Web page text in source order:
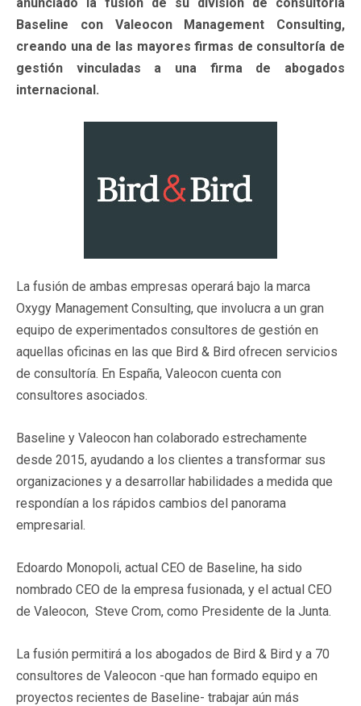
Baseline con Valeocon Management Consulting,
creando una de las mayores firmas de consultoría de
gestión vinculadas a una firma de abogados
internacional.
La fusión de ambas empresas operará bajo la marca
Oxygy Management Consulting, que involucra a un gran
equipo de experimentados consultores de gestión en
aquellas oficinas en las que Bird & Bird ofrecen servicios
de consultoría. En España, Valeocon cuenta con
consultores asociados.
Baseline y Valeocon han colaborado estrechamente
desde 2015, ayudando a los clientes a transformar sus
organizaciones y a desarrollar habilidades a medida que
respondían a los rápidos cambios del panorama
empresarial.
Edoardo Monopoli, actual CEO de Baseline, ha sido
nombrado CEO de la empresa fusionada, y el actual CEO
de Valeocon, Steve Crom, como Presidente de la Junta.
La fusión permitirá a los abogados de Bird & Bird y a 70
consultores de Valeocon -que han formado equipo en
proyectos recientes de Baseline- trabajar aún más